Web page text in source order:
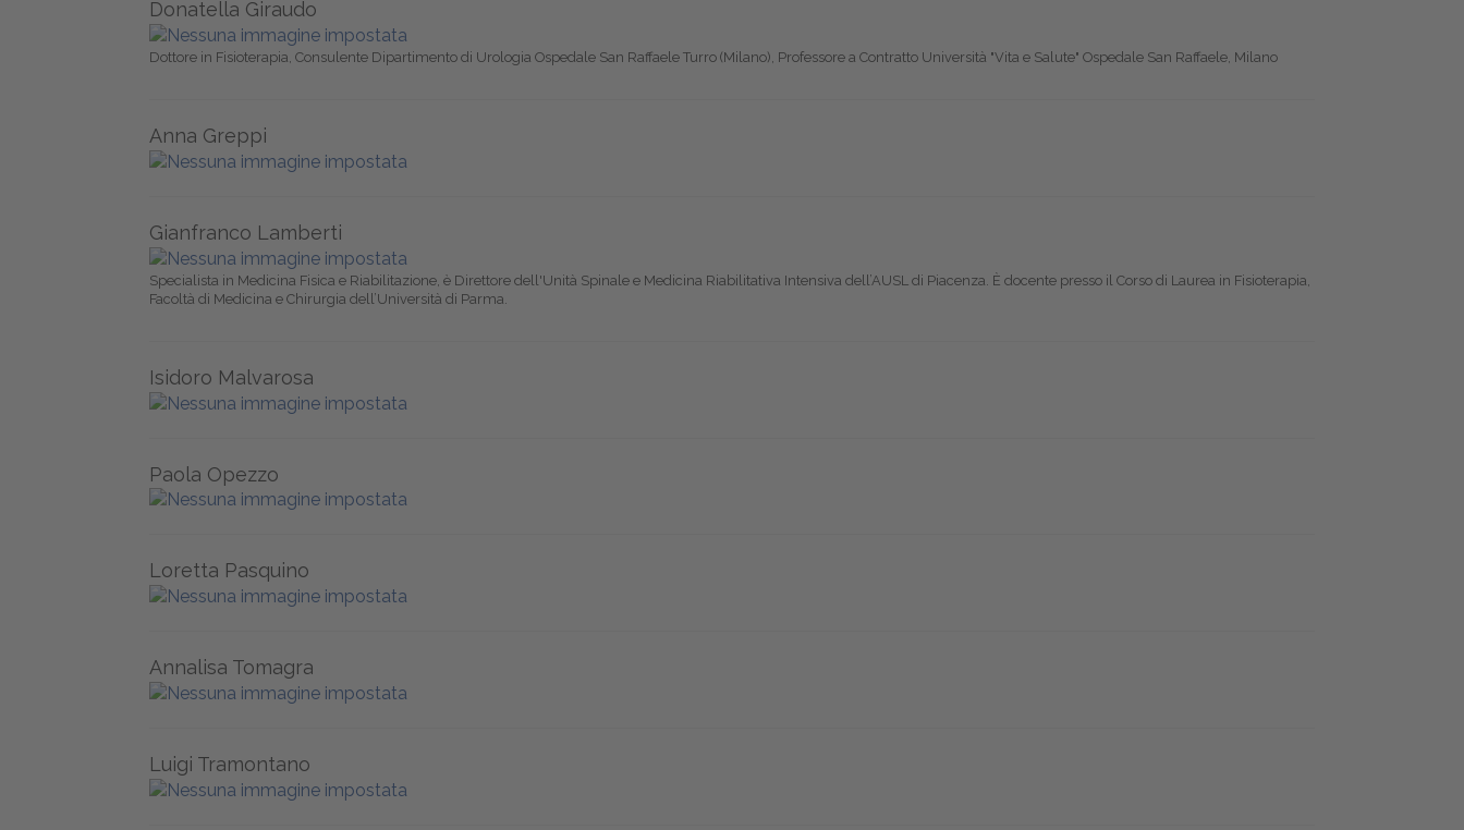
Donatella Giraudo
Dottore in Fisioterapia, Consulente Dipartimento di Urologia Ospedale San Raffaele Turro (Milano), Professore a Contratto Università "Vita e Salute" Ospedale San Raffaele, Milano
Anna Greppi
Gianfranco Lamberti
Specialista in Medicina Fisica e Riabilitazione, è Direttore dell'Unità Spinale e Medicina Riabilitativa Intensiva dell’AUSL di Piacenza. È docente presso il Corso di Laurea in Fisioterapia,
Facoltà di Medicina e Chirurgia dell’Università di Parma.
Isidoro Malvarosa
Paola Opezzo
Loretta Pasquino
Annalisa Tomagra
Luigi Tramontano